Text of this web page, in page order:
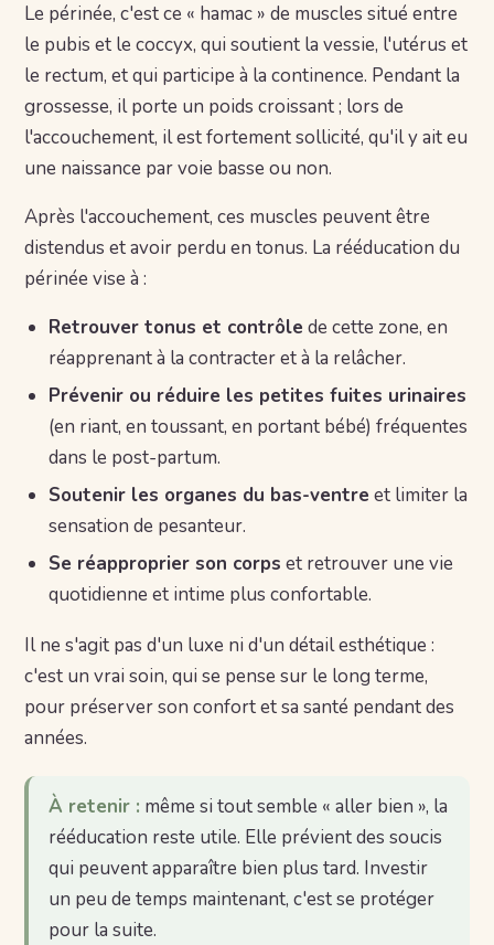
Le périnée, c'est ce « hamac » de muscles situé entre
le pubis et le coccyx, qui soutient la vessie, l'utérus et
le rectum, et qui participe à la continence. Pendant la
grossesse, il porte un poids croissant ; lors de
l'accouchement, il est fortement sollicité, qu'il y ait eu
une naissance par voie basse ou non.
Après l'accouchement, ces muscles peuvent être
distendus et avoir perdu en tonus. La rééducation du
périnée vise à :
Retrouver tonus et contrôle de cette zone, en
réapprenant à la contracter et à la relâcher.
Prévenir ou réduire les petites fuites urinaires
(en riant, en toussant, en portant bébé) fréquentes
dans le post-partum.
Soutenir les organes du bas-ventre et limiter la
sensation de pesanteur.
Se réapproprier son corps et retrouver une vie
quotidienne et intime plus confortable.
Il ne s'agit pas d'un luxe ni d'un détail esthétique :
c'est un vrai soin, qui se pense sur le long terme,
pour préserver son confort et sa santé pendant des
années.
À retenir : même si tout semble « aller bien », la
rééducation reste utile. Elle prévient des soucis
qui peuvent apparaître bien plus tard. Investir
un peu de temps maintenant, c'est se protéger
pour la suite.